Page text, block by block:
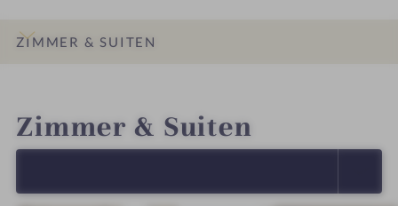
ZIMMER & SUITEN
Zimmer & Suiten